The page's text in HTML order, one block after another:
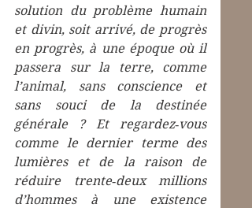
solution du problème humain
et divin, soit arrivé, de progrès
en progrès, à une époque où il
passera sur la terre, comme
l’animal, sans conscience et
sans souci de la destinée
générale ? Et regardez‑vous
comme le dernier terme des
lumières et de la raison de
réduire trente‑deux millions
d’hommes à une existence